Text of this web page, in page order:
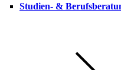
Studien-​ &